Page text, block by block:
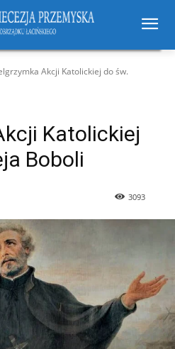
Akcji Katolickiej do św.
Katolickiej
Boboli
3093